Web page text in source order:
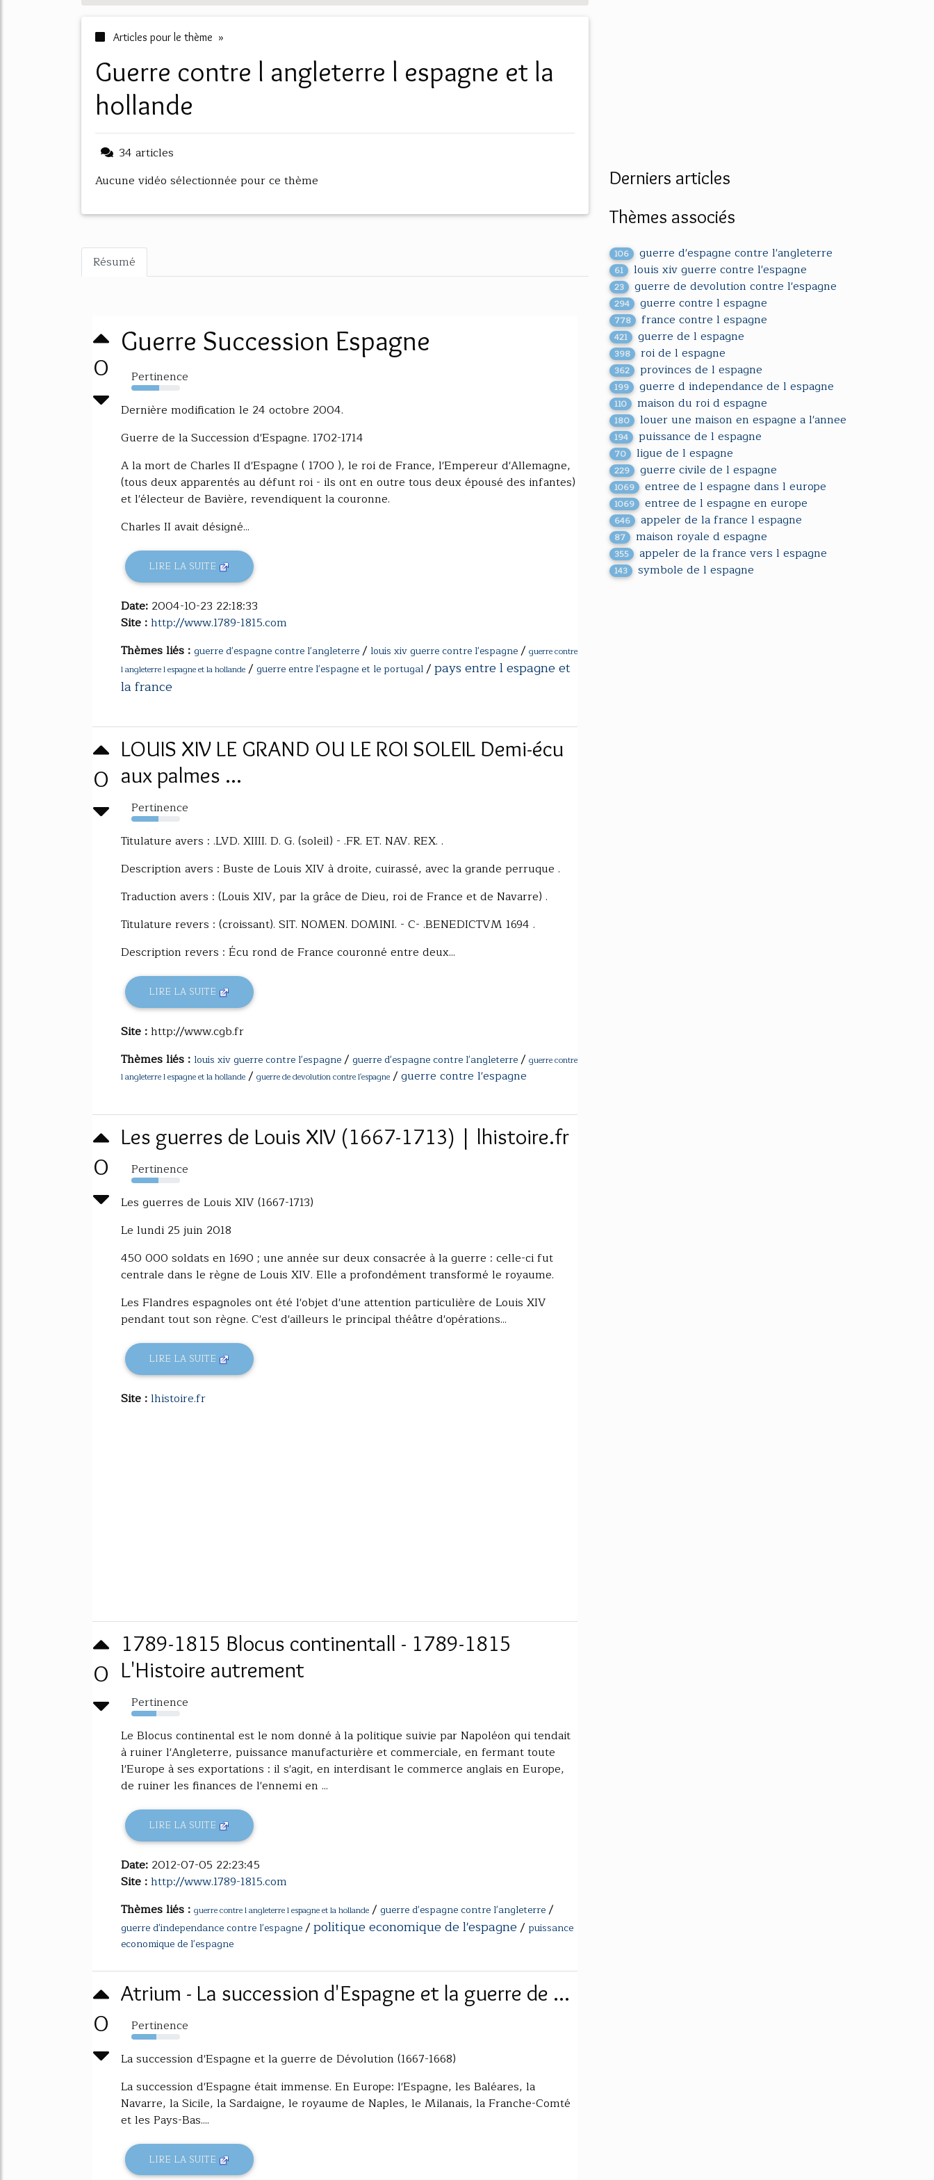
Articles pour le thème »
guerre contre l angleterre l espagne et la
hollande
34 articles
Aucune vidéo sélectionnée pour ce thème
Résumé
0
Guerre Succession Espagne
Pertinence
57%
Dernière modification le 24 octobre 2004.
Guerre de la Succession d'Espagne. 1702-1714
A la mort de Charles II d'Espagne ( 1700 ), le roi de France, l'Empereur d'Allemagne,
(tous deux apparentés au défunt roi - ils ont en outre tous deux épousé des infantes)
et l'électeur de Bavière, revendiquent la couronne.
Charles II avait désigné...
LIRE LA SUITE
Date: 2004-10-23 22:18:33
Site :http://www.1789-1815.com
Thèmes liés : guerre d'espagne contre l'angleterre/ louis xiv guerre contre l'espagne/ guerre contre
l angleterre l espagne et la hollande / guerre entre l'espagne et le portugal/pays entre l espagne et
la france
0
LOUIS XIV LE GRAND OU LE ROI SOLEIL Demi-écu
aux palmes ...
Pertinence
56%
Titulature avers : .LVD. XIIII. D. G. (soleil) - .FR. ET. NAV. REX. .
Description avers : Buste de Louis XIV à droite, cuirassé, avec la grande perruque .
Traduction avers : (Louis XIV, par la grâce de Dieu, roi de France et de Navarre) .
Titulature revers : (croissant). SIT. NOMEN. DOMINI. - C- .BENEDICTVM 1694 .
Description revers : Écu rond de France couronné entre deux...
LIRE LA SUITE
Site :http://www.cgb.fr
Thèmes liés : louis xiv guerre contre l'espagne/ guerre d'espagne contre l'angleterre/ guerre contre
l angleterre l espagne et la hollande / guerre de devolution contre l'espagne /guerre contre l'espagne
0
Les guerres de Louis XIV (1667-1713) | lhistoire.fr
Pertinence
56%
Les guerres de Louis XIV (1667-1713)
Le lundi 25 juin 2018
450 000 soldats en 1690 ; une année sur deux consacrée à la guerre : celle-ci fut
centrale dans le règne de Louis XIV. Elle a profondément transformé le royaume.
Les Flandres espagnoles ont été l'objet d'une attention particulière de Louis XIV
pendant tout son règne. C'est d'ailleurs le principal théâtre d'opérations...
LIRE LA SUITE
Site :lhistoire.fr
0
1789-1815 Blocus continentall - 1789-1815
L'Histoire autrement
Pertinence
52%
Le Blocus continental est le nom donné à la politique suivie par Napoléon qui tendait
à ruiner l'Angleterre, puissance manufacturière et commerciale, en fermant toute
l'Europe à ses exportations : il s'agit, en interdisant le commerce anglais en Europe,
de ruiner les finances de l'ennemi en ...
LIRE LA SUITE
Date: 2012-07-05 22:23:45
Site :http://www.1789-1815.com
Thèmes liés : guerre contre l angleterre l espagne et la hollande / guerre d'espagne contre l'angleterre/
guerre d'independance contre l'espagne/politique economique de l'espagne/ puissance
economique de l'espagne
0
Atrium - La succession d'Espagne et la guerre de ...
Pertinence
51%
La succession d'Espagne et la guerre de Dévolution (1667-1668)
La succession d'Espagne était immense. En Europe: l'Espagne, les Baléares, la
Navarre, la Sicile, la Sardaigne, le royaume de Naples, le Milanais, la Franche-Comté
et les Pays-Bas....
LIRE LA SUITE
Derniers articles
Thèmes associés
106 guerre d'espagne contre l'angleterre
61 louis xiv guerre contre l'espagne
23 guerre de devolution contre l'espagne
294 guerre contre l espagne
778 france contre l espagne
421 guerre de l espagne
398 roi de l espagne
362 provinces de l espagne
199 guerre d independance de l espagne
110 maison du roi d espagne
180 louer une maison en espagne a l'annee
194 puissance de l espagne
70 ligue de l espagne
229 guerre civile de l espagne
1069 entree de l espagne dans l europe
1069 entree de l espagne en europe
646 appeler de la france l espagne
87 maison royale d espagne
355 appeler de la france vers l espagne
143 symbole de l espagne